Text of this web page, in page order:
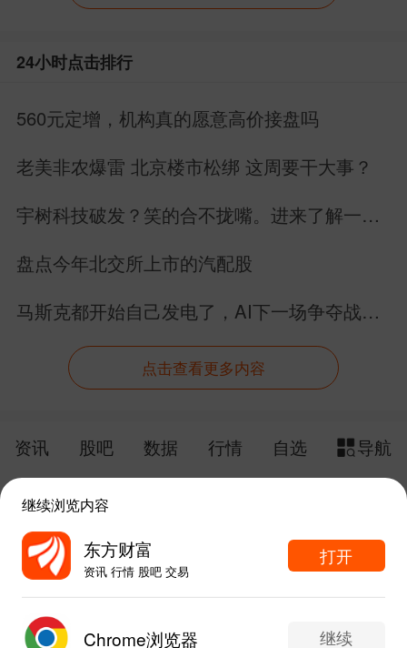
24小时点击排行
560元定增，机构真的愿意高价接盘吗
老美非农爆雷 北京楼市松绑 这周要干大事？
宇树科技破发？笑的合不拢嘴。进来了解一下
盘点今年北交所上市的汽配股
马斯克都开始自己发电了，AI下一场争夺战还
点击查看更多内容
资讯 股吧 数据 行情 自选
导航
给网站提点意见 下载APP
东方财富APP内打开
继续浏览内容
东方财富
资讯 行情 股吧 交易
打开
Chrome浏览器 继续